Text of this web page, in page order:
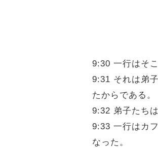
9:30 一行はそ
9:31 それは弟
たからである。
9:32 弟子たち
9:33 一行はカ
なった。